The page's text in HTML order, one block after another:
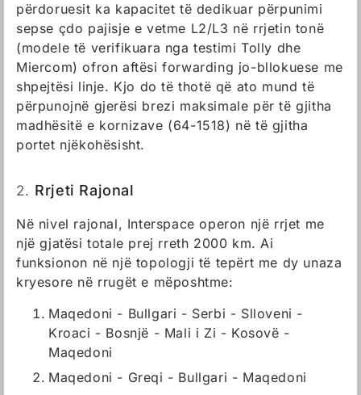
përdoruesit ka kapacitet të dedikuar përpunimi
sepse çdo pajisje e vetme L2/L3 në rrjetin tonë
(modele të verifikuara nga testimi Tolly dhe
Miercom) ofron aftësi forwarding jo-bllokuese me
shpejtësi linje. Kjo do të thotë që ato mund të
përpunojnë gjerësi brezi maksimale për të gjitha
madhësitë e kornizave (64-1518) në të gjitha
portet njëkohësisht.
2. Rrjeti Rajonal
Në nivel rajonal, Interspace operon një rrjet me
një gjatësi totale prej rreth 2000 km. Ai
funksionon në një topologji të tepërt me dy unaza
kryesore në rrugët e mëposhtme:
Maqedoni - Bullgari - Serbi - Slloveni -
Kroaci - Bosnjë - Mali i Zi - Kosovë -
Maqedoni
Maqedoni - Greqi - Bullgari - Maqedoni